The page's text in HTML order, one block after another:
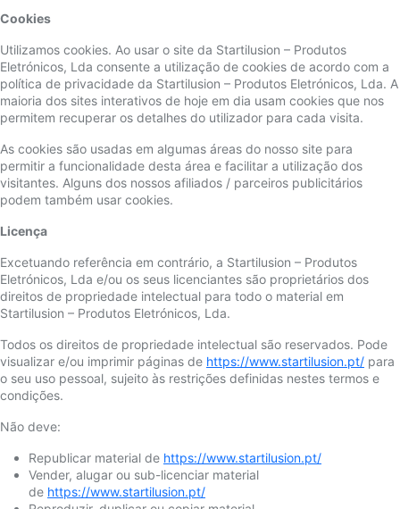
Cookies
Utilizamos cookies. Ao usar o site da Startilusion – Produtos
Eletrónicos, Lda consente a utilização de cookies de acordo com a
política de privacidade da Startilusion – Produtos Eletrónicos, Lda. A
maioria dos sites interativos de hoje em dia usam cookies que nos
permitem recuperar os detalhes do utilizador para cada visita.
As cookies são usadas em algumas áreas do nosso site para
permitir a funcionalidade desta área e facilitar a utilização dos
visitantes. Alguns dos nossos afiliados / parceiros publicitários
podem também usar cookies.
Licença
Excetuando referência em contrário, a Startilusion – Produtos
Eletrónicos, Lda e/ou os seus licenciantes são proprietários dos
direitos de propriedade intelectual para todo o material em
Startilusion – Produtos Eletrónicos, Lda.
Todos os direitos de propriedade intelectual são reservados. Pode
visualizar e/ou imprimir páginas de https://www.startilusion.pt/ para
o seu uso pessoal, sujeito às restrições definidas nestes termos e
condições.
Não deve:
Republicar material de https://www.startilusion.pt/
Vender, alugar ou sub-licenciar material
de https://www.startilusion.pt/